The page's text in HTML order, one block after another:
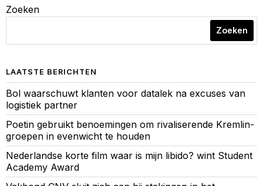
Zoeken
Zoeken
LAATSTE BERICHTEN
Bol waarschuwt klanten voor datalek na excuses van
logistiek partner
Poetin gebruikt benoemingen om rivaliserende Kremlin-
groepen in evenwicht te houden
Nederlandse korte film waar is mijn libido? wint Student
Academy Award